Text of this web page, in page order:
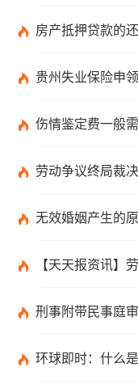
房产抵押贷款的还款方式是
贵州失业保险申领有哪些方
伤情鉴定费一般需要
劳动争议终局裁决生效时间是
无效婚姻产生的原因有哪些？无
【天天报资讯】劳动关系的管理怎
刑事附带民事庭审笔录格式是什么
环球即时：什么是继续履行合同的